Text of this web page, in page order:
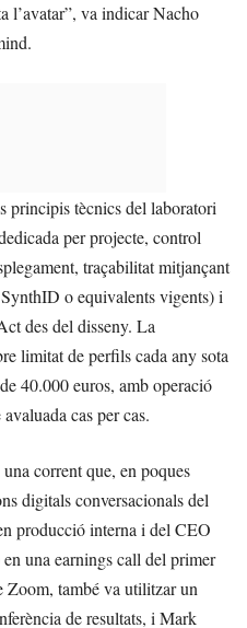
l’avatar”, va indicar Nacho
principis tècnics del laboratori
per projecte, control
traçabilitat mitjançant
o equivalents vigents) i
des del disseny. La
limitat de perfils cada any sota
40.000 euros, amb operació
cas per cas.
corrent que, en poques
digitals conversacionals del
producció interna i del CEO
una earnings call del primer
Zoom, també va utilitzar un
de resultats, i Mark